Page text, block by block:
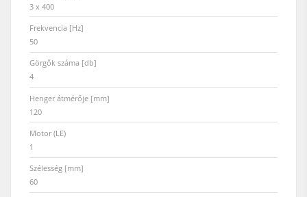
3 x 400
Frekvencia [Hz]
50
Görgők száma [db]
4
Henger átmérője [mm]
120
Motor (LE)
1
Szélesség [mm]
60